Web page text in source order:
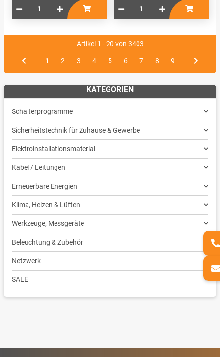
Artikel 1 - 20 von 3403
1 2 3 4 5 6 7 8 9
KATEGORIEN
Schalterprogramme
Sicherheitstechnik für Zuhause & Gewerbe
Elektroinstallationsmaterial
Kabel / Leitungen
Erneuerbare Energien
Klima, Heizen & Lüften
Werkzeuge, Messgeräte
Beleuchtung & Zubehör
Netzwerk
SALE